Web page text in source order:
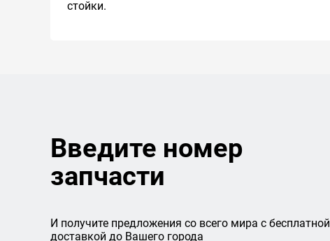
стойки.
Введите номер
запчасти
И получите предложения со всего мира с бесплатной
доставкой до Вашего города